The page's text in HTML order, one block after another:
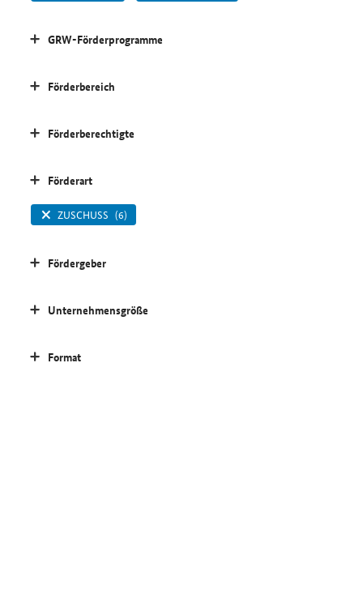
GRW-Förderprogramme
Förderbereich
Förderberechtigte
Förderart
ZUSCHUSS (6)
Fördergeber
Unternehmensgröße
Format